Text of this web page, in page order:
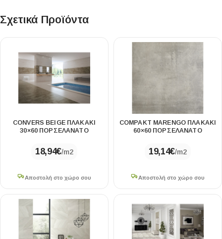
Σχετικά Προϊόντα
CONVERS BEIGE ΠΛΑΚΑΚΙ
30×60 ΠΟΡΣΕΛΑΝΑΤΟ
18,94€/m2
Αποστολή στο χώρο σου
COMPAKT MARENGO ΠΛΑΚΑΚΙ
60×60 ΠΟΡΣΕΛΑΝATO
19,14€/m2
Αποστολή στο χώρο σου